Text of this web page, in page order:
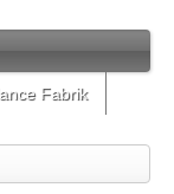
Fabrik